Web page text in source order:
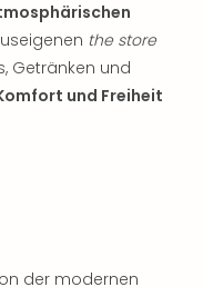
the store
Getränken und
und Freiheit
der modernen